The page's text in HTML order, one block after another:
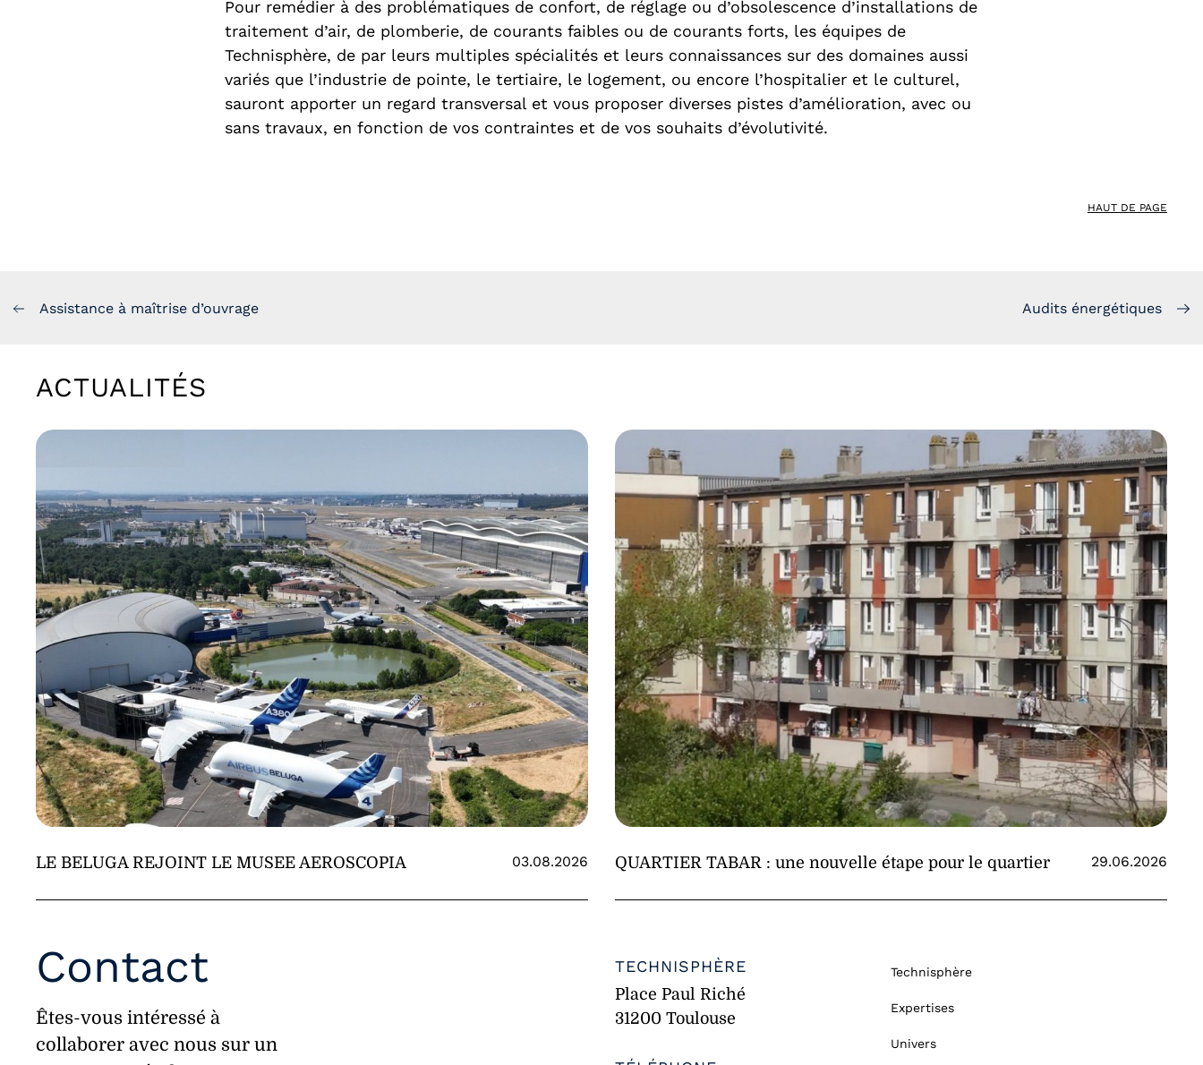
Pour remédier à des problématiques de confort, de réglage ou d’obsolescence d’installations de
traitement d’air, de plomberie, de courants faibles ou de courants forts, les équipes de
Technisphère, de par leurs multiples spécialités et leurs connaissances sur des domaines aussi
variés que l’industrie de pointe, le tertiaire, le logement, ou encore l’hospitalier et le culturel,
sauront apporter un regard transversal et vous proposer diverses pistes d’amélioration, avec ou
sans travaux, en fonction de vos contraintes et de vos souhaits d’évolutivité.
HAUT DE PAGE
Assistance à maîtrise d’ouvrage Audits énergétiques
ACTUALITÉS
03.08.2026
LE BELUGA REJOINT LE MUSEE AEROSCOPIA 29.06.2026
QUARTIER TABAR : une nouvelle étape pour le quartier
Contact
Êtes-vous intéressé à
collaborer avec nous sur un
TECHNISPHÈRE
Place Paul Riché
31200 Toulouse
Technisphère
Expertises
Univers